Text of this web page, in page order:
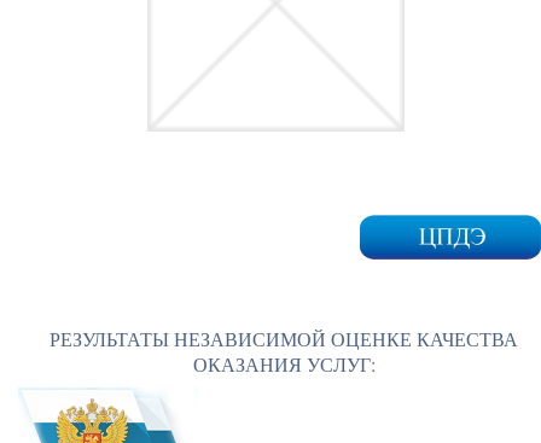
РЕЗУЛЬТАТЫ НЕЗАВИСИМОЙ ОЦЕНКЕ КАЧЕСТВА
ОКАЗАНИЯ УСЛУГ: